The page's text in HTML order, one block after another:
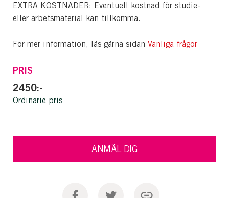
EXTRA KOSTNADER: Eventuell kostnad för studie-
eller arbetsmaterial kan tillkomma.
För mer information, läs gärna sidan Vanliga frågor
PRIS
2450:-
Ordinarie pris
ANMÄL DIG